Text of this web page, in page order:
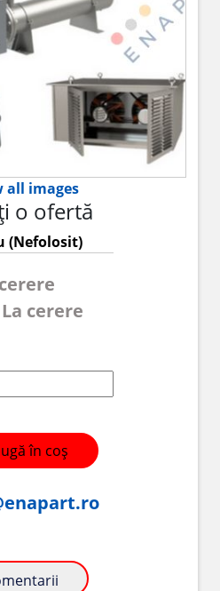
all images
o ofertă
(Nefolosit)
cerere
în coș